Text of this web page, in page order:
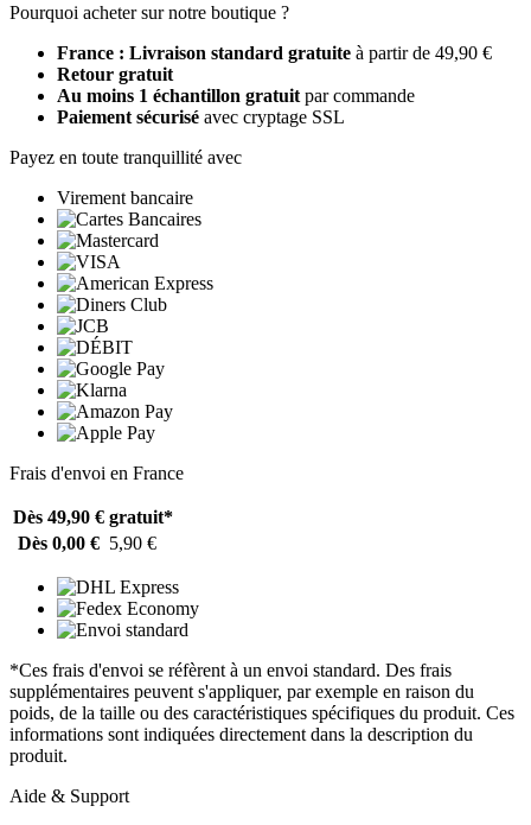
Pourquoi acheter sur notre boutique ?
France : Livraison standard gratuite à partir de 49,90 €
Retour gratuit
Au moins 1 échantillon gratuit par commande
Paiement sécurisé avec cryptage SSL
Payez en toute tranquillité avec
Virement bancaire
Frais d'envoi en France
Dès 49,90 € gratuit*
Dès 0,00 € 5,90 €
*Ces frais d'envoi se réfèrent à un envoi standard. Des frais
supplémentaires peuvent s'appliquer, par exemple en raison du
poids, de la taille ou des caractéristiques spécifiques du produit. Ces
informations sont indiquées directement dans la description du
produit.
Aide & Support